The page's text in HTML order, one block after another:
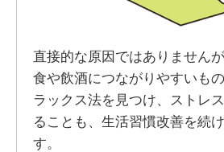
直接的な原因ではありません
食や飲酒につながりやすいも
ラックス法を見つけ、ストレ
ることも、生活習慣改善を続
す。